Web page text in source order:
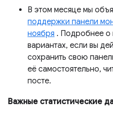
В этом месяце мы
поддержки панели
ноября . Подробнее о
вариантах, если вы
сохранить свою
её самостоятельно,
посте.
Важные статистические